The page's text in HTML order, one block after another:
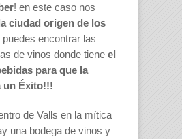
! en este caso nos
ciudad origen de los
puedes encontrar las
de vinos donde tiene el
para que la
un Éxito!!!
de Valls en la mítica
una bodega de vinos y